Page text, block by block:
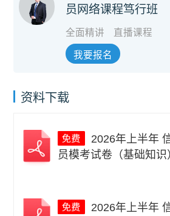
员网络课程笃行班
全面精讲 直播课程
我要报名
资料下载
员模考试卷（基础知识